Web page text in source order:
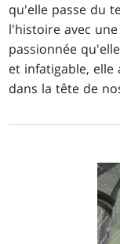
qu'elle passe du
l'histoire avec
passionnée
et infatigable,
dans la tête de